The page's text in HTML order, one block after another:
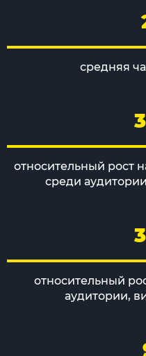
средняя
относительный рост
среди
относительный
аудитории,